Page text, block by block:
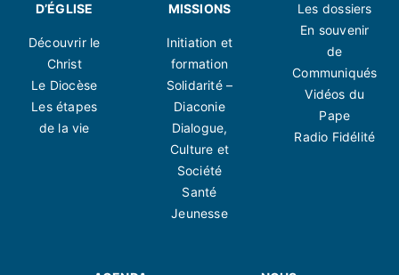
D’ÉGLISE
Découvrir le
Christ
Le Diocèse
Les étapes
de la vie
MISSIONS
Initiation et
formation
Solidarité –
Diaconie
Dialogue,
Culture et
Société
Santé
Jeunesse
Les dossiers
En souvenir
de
Communiqués
Vidéos du
Pape
Radio Fidélité